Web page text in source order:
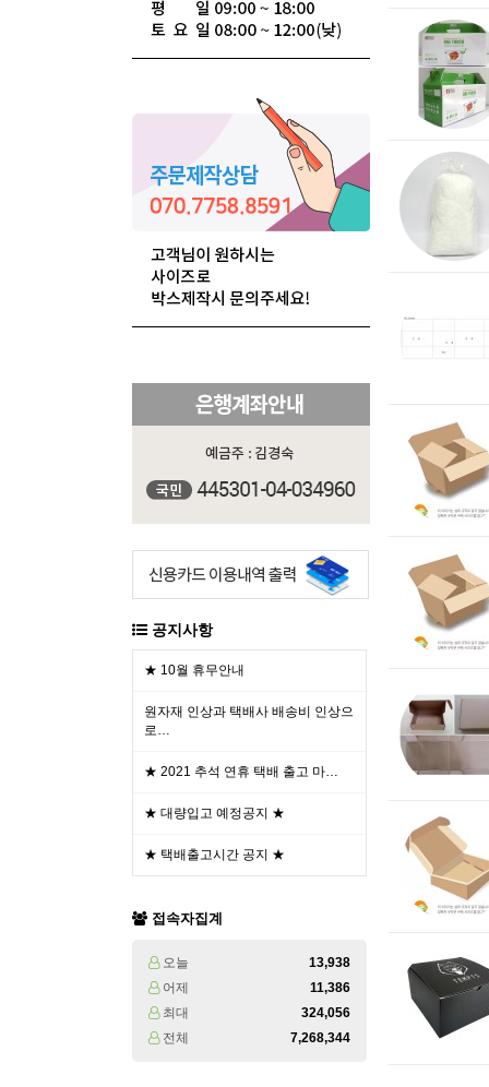
공지사항
★ 10월 휴무안내
원자재 인상과 택배사 배송비 인상으
로…
★ 2021 추석 연휴 택배 출고 마…
★ 대량입고 예정공지 ★
★ 택배출고시간 공지 ★
접속자집계
오늘
13,938
어제
11,386
최대
324,056
전체
7,268,344